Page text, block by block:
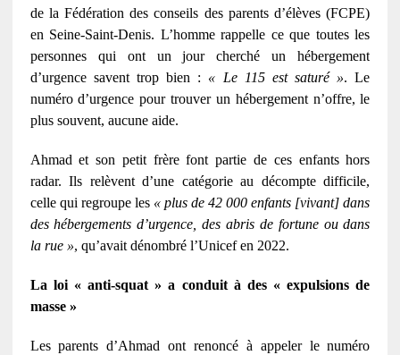
de la Fédération des conseils des parents d’élèves (FCPE)
en Seine-Saint-Denis. L’homme rappelle ce que toutes les
personnes qui ont un jour cherché un hébergement
d’urgence savent trop bien : « Le 115 est saturé ». Le
numéro d’urgence pour trouver un hébergement n’offre, le
plus souvent, aucune aide.
Ahmad et son petit frère font partie de ces enfants hors
radar. Ils relèvent d’une catégorie au décompte difficile,
celle qui regroupe les « plus de 42 000 enfants [vivant] dans
des hébergements d’urgence, des abris de fortune ou dans
la rue », qu’avait dénombré l’Unicef en 2022.
La loi « anti-squat » a conduit à des « expulsions de
masse »
Les parents d’Ahmad ont renoncé à appeler le numéro